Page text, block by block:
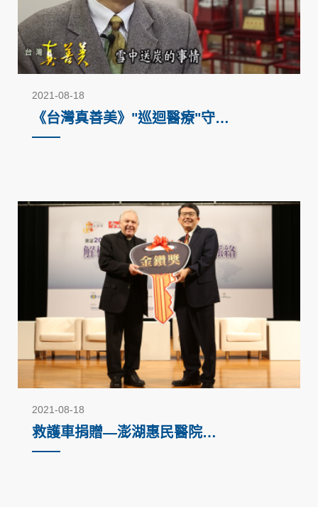
2021-08-18
《台灣真善美》"巡迴醫療"守護
原民健康（2017）
2021-08-18
救護車捐贈—澎湖惠民醫院
（2016）